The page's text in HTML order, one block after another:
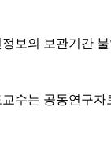
보의 보관기간 불
수는 공동연구자